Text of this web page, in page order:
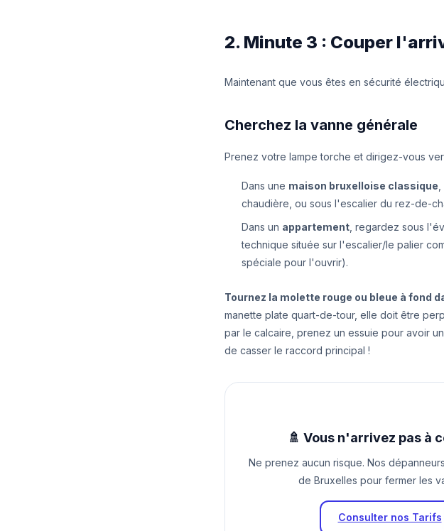
2. Minute 3 : Couper
Maintenant que vous êtes en sécurité
Cherchez la vanne générale
Prenez votre lampe torche et dirigez-vous
Dans une maison bruxelloise classique
chaudière, ou sous l'escalier du rez-de-
Dans un appartement , regardez sous
technique située sur l'escalier/le palier
spéciale pour l'ouvrir).
Tournez la molette rouge ou bleue à fond
manette plate quart-de-tour, elle doit être
par le calcaire, prenez un essuie pour avoir
de casser le raccord principal !
🚿 Vous n'arrivez pas à
Ne prenez aucun risque. Nos
de Bruxelles pour fermer les
Consulter nos Tarifs